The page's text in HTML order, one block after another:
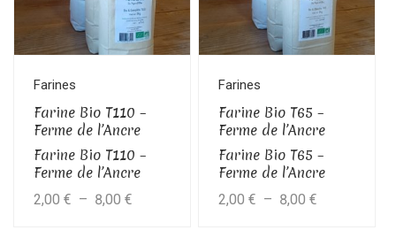
Farines
Farine Bio T110 –
Ferme de l’Ancre
Farine Bio T110 –
Ferme de l’Ancre
2,00 € – 8,00 €
Les
options
peuvent
être
choisies
page
Farines
Farine Bio T65 –
Ferme de l’Ancre
Farine Bio T65 –
Ferme de l’Ancre
2,00 € – 8,00 €Plage
Les
peuvent
être
choisies
page